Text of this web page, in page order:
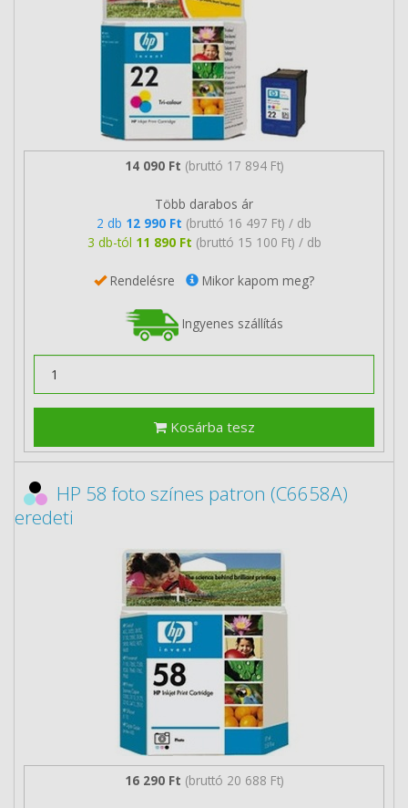
14 090 Ft (bruttó 17 894 Ft)
Több darabos ár
2 db 12 990 Ft (bruttó 16 497 Ft) / db
3 db-tól 11 890 Ft (bruttó 15 100 Ft) / db
Rendelésre Mikor kapom meg?
Ingyenes szállítás
Kosárba tesz
HP 58 foto színes patron (C6658A)
eredeti
16 290 Ft (bruttó 20 688 Ft)